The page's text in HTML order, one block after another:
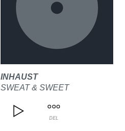
INHAUST
SWEAT & SWEET
DEL